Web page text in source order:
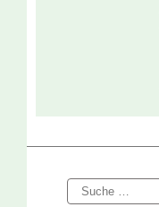
Suche